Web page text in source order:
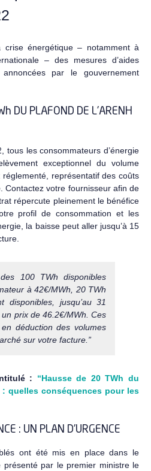
crise énergétique – notamment à
– des mesures d’aides
par le gouvernement
DU PLAFOND DE L’ARENH
tous les consommateurs d’énergie
exceptionnel du volume
réglementé, représentatif des coûts
Contactez votre fournisseur afin de
répercute pleinement le bénéfice
profil de consommation et les
la baisse peut aller jusqu’à 15
100 TWh disponibles
à 42€/MWh, 20 TWh
disponibles, jusqu’au 31
prix de 46.2€/MWh. Ces
déduction des volumes
sur votre facture.”
:
“Hausse de 20 TWh du
: quelles conséquences pour les
: UN PLAN D’URGENCE
ont été mis en place dans le
par le premier ministre le